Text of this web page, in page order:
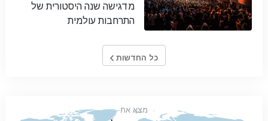
מדגישה שנה היסטורית של
התרחבות עולמית
כל החדשות
מצא את